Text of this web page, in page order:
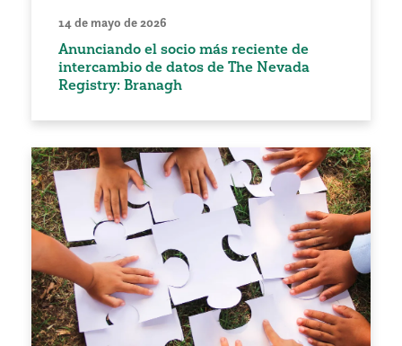
14 de mayo de 2026
Anunciando el socio más reciente de
intercambio de datos de The Nevada
Registry: Branagh